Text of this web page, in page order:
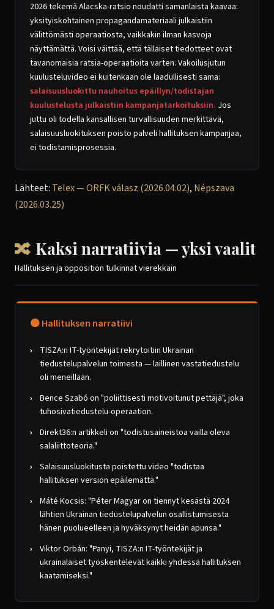
2026 tekemä Alacska-ratsio noudatti samanlaista kaavaa:
yksityiskohtainen propagandamateriaali julkaistiin
välittömästi operaatiosta, vaikkakin ilman kasvoja
näyttämättä. Voisi väittää, että tällaiset tiedotteet ovat
tavanomaisia ratsia-operaatioita varten. Vakoilusjutun
kuulusteluvideo ei kuitenkaan ole laadullisesti sama:
salaisuusluokittu nauhoitus epäillyn/todistajan
kuulustelusta julkaistiin kampanjatarkoituksiin. Jos
juttu oli todella kansallisen turvallisuuden merkittävä,
salaisuusluokituksen poisto palveli hallituksen kampanjaa,
ei todistamisprosessia.
Lähteet: Telex — ORFK válasz (2026.04.02), Népszava
(2026.03.25)
🔀 Kaksi narratiivia — yksi vaalit
Hallituksen ja opposition tulkinnat vierekkäin
🟠 Hallituksen narratiivi
TISZA:n IT-työntekijät rekrytoitiin Ukrainan
tiedustelupalvelun toimesta — laillinen vastatiedustelu
oli meneillään.
Bence Szabó on "poliittisesti motivoitunut pettäjä", joka
tuhosivatiedustelu-operaation.
Direkt36:n artikkeli on "todistusaineistoa vailla oleva
salaliittoteoria."
Salaisuusluokitusta poistettu video "todistaa
hallituksen version epäilemättä."
Máté Kocsis: "Péter Magyar on tiennyt kesästä 2024
lähtien Ukrainan tiedustelupalvelun osallistumisesta
hänen puolueelleen ja hyväksynyt heidän apunsa."
Viktor Orbán: "Panyi, TISZA:n IT-työntekijät ja
ukrainalaiset työskentelevät kaikki yhdessä hallituksen
kaatamiseksi."